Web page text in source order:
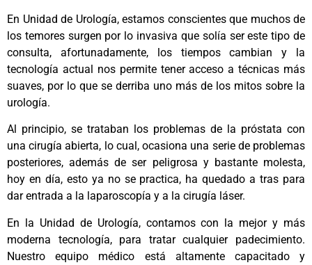
En Unidad de Urología, estamos conscientes que muchos de
los temores surgen por lo invasiva que solía ser este tipo de
consulta, afortunadamente, los tiempos cambian y la
tecnología actual nos permite tener acceso a técnicas más
suaves, por lo que se derriba uno más de los mitos sobre la
urología.
Al principio, se trataban los problemas de la próstata con
una cirugía abierta, lo cual, ocasiona una serie de problemas
posteriores, además de ser peligrosa y bastante molesta,
hoy en día, esto ya no se practica, ha quedado a tras para
dar entrada a la laparoscopía y a la cirugía láser.
En la Unidad de Urología, contamos con la mejor y más
moderna tecnología, para tratar cualquier padecimiento.
Nuestro equipo médico está altamente capacitado y